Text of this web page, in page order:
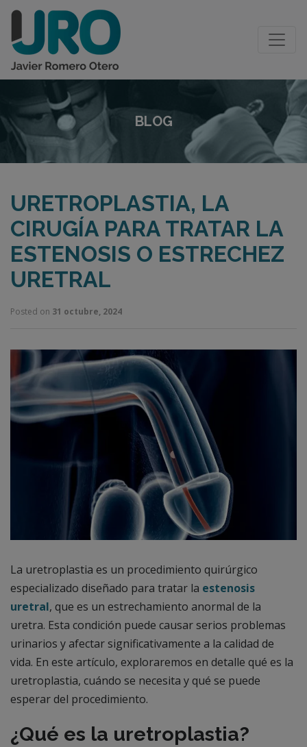
BLOG
URETROPLASTIA, LA
CIRUGÍA PARA TRATAR LA
ESTENOSIS O ESTRECHEZ
URETRAL
Posted on 31 octubre, 2024
La uretroplastia es un procedimiento quirúrgico
especializado diseñado para tratar la estenosis
uretral, que es un estrechamiento anormal de la
uretra. Esta condición puede causar serios problemas
urinarios y afectar significativamente a la calidad de
vida. En este artículo, exploraremos en detalle qué es la
uretroplastia, cuándo se necesita y qué se puede
esperar del procedimiento.
¿Qué es la uretroplastia?